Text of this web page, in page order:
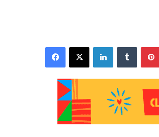
Facebook X Linkedin